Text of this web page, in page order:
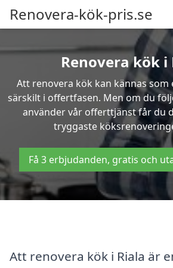
Renovera-kök-pris.se
Renovera kök i
Att renovera kök kan kännas
särskilt i offertfasen. Men om du
använder vår offerttjänst får du
tryggaste
Få 3 erbjudanden, gratis och
Att renovera kök i Riala är